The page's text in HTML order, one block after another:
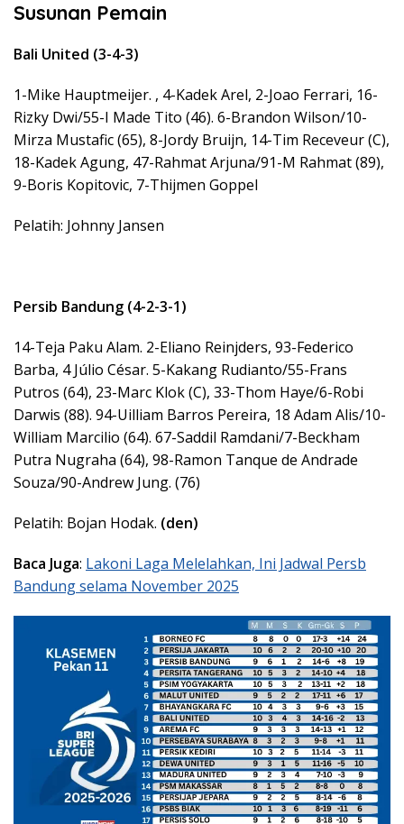
Susunan Pemain
Bali United (3-4-3)
1-Mike Hauptmeijer. , 4-Kadek Arel, 2-Joao Ferrari, 16-
Rizky Dwi/55-I Made Tito (46). 6-Brandon Wilson/10-
Mirza Mustafic (65), 8-Jordy Bruijn, 14-Tim Receveur (C),
18-Kadek Agung, 47-Rahmat Arjuna/91-M Rahmat (89),
9-Boris Kopitovic, 7-Thijmen Goppel
Pelatih: Johnny Jansen
Persib Bandung (4-2-3-1)
14-Teja Paku Alam. 2-Eliano Reinjders, 93-Federico
Barba, 4 Júlio César. 5-Kakang Rudianto/55-Frans
Putros (64), 23-Marc Klok (C), 33-Thom Haye/6-Robi
Darwis (88). 94-Uilliam Barros Pereira, 18 Adam Alis/10-
William Marcilio (64). 67-Saddil Ramdani/7-Beckham
Putra Nugraha (64), 98-Ramon Tanque de Andrade
Souza/90-Andrew Jung. (76)
Pelatih: Bojan Hodak. (den)
Baca Juga: Lakoni Laga Melelahkan, Ini Jadwal Persb
Bandung selama November 2025